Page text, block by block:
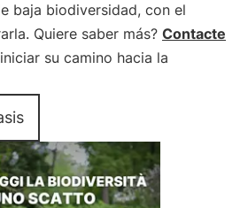
baja biodiversidad, con el
Quiere saber más? Contacte
su camino hacia la